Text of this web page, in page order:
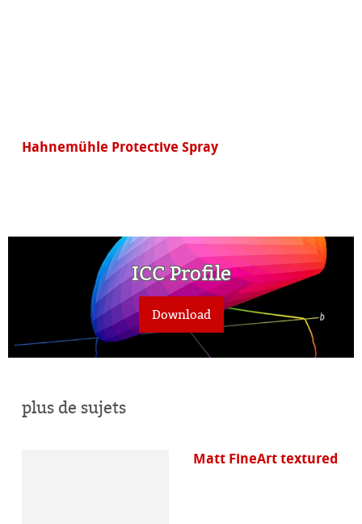
FineArt Photo Cards
ICC Profile
Download
plus de sujets
Matt FineArt textured